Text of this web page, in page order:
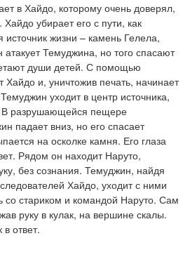
в Хайдо, которому очень доверял,
убирает его с пути, как
жизни – камень Гелела,
Темуджина, но того спасают
души детей. С помощью
и, уничтожив печать, начинает
уходит в центр источника,
В разрушающейся пещере
падает вниз, но его спасает
на осколке камня. Его глаза
Рядом он находит Наруто,
без сознания. Темуджин, найдя
Хайдо, уходит с ними
со стариком и командой Наруто. Сам
руку в кулак, на вершине скалы.
ответ.